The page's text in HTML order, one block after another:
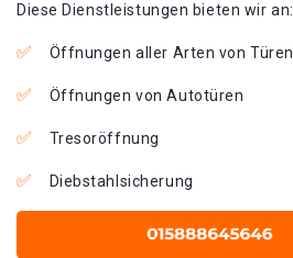
Diese Dienstleistungen bieten wir an:
Öffnungen aller Arten von Türen
Öffnungen von Autotüren
Tresoröffnung
Diebstahlsicherung